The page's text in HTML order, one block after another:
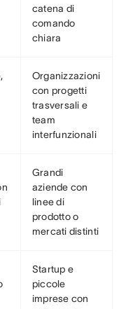
catena di
comando
chiara
Organizzazioni
con progetti
trasversali e
team
interfunzionali
Grandi
aziende con
linee di
prodotto o
mercati distinti
Startup e
piccole
imprese con